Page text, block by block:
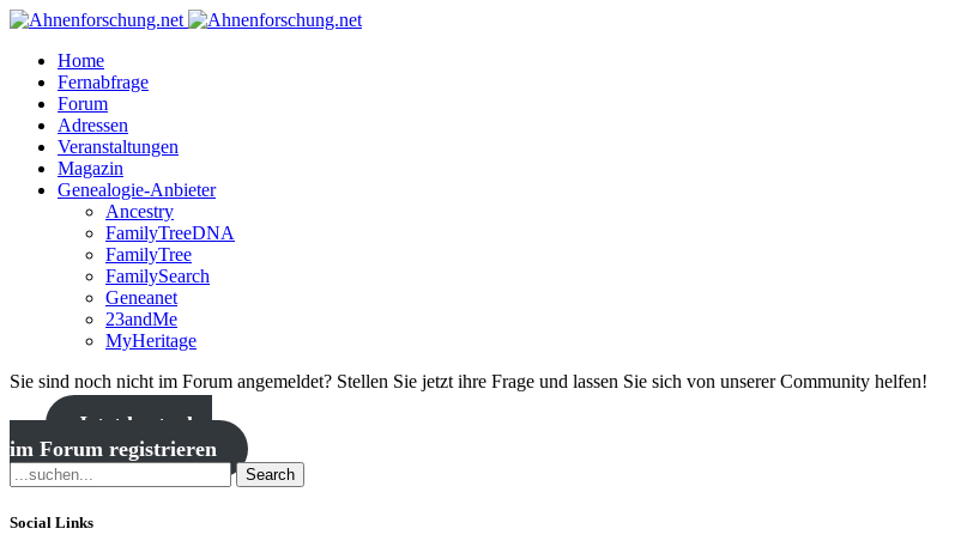
Home
Fernabfrage
Forum
Adressen
Veranstaltungen
Magazin
Genealogie-Anbieter
Ancestry
FamilyTreeDNA
FamilyTree
FamilySearch
Geneanet
23andMe
MyHeritage
Sie sind noch nicht im Forum angemeldet? Stellen Sie jetzt ihre Frage und lassen Sie sich von unserer Community helfen!
Jetzt kostenlos
im Forum registrieren
Search
Social Links